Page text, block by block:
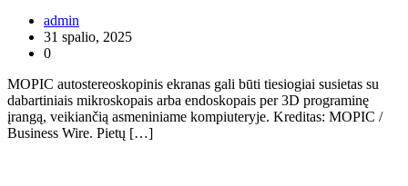
admin
31 spalio, 2025
0
MOPIC autostereoskopinis ekranas gali būti tiesiogiai susietas su
dabartiniais mikroskopais arba endoskopais per 3D programinę
įrangą, veikiančią asmeniniame kompiuteryje. Kreditas: MOPIC /
Business Wire. Pietų […]